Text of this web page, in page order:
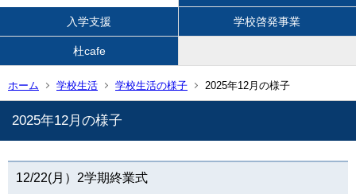
入学支援 学校啓発事業
杜cafe
ホーム 学校生活 学校生活の様子 2025年12月の様子
2025年12月の様子
12/22(月）2学期終業式